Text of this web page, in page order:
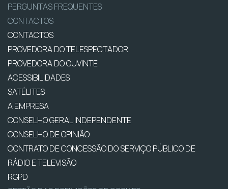
PERGUNTAS FREQUENTES
CONTACTOS
CONTACTOS
PROVEDORA DO TELESPECTADOR
PROVEDORA DO OUVINTE
ACESSIBILIDADES
SATÉLITES
A EMPRESA
CONSELHO GERAL INDEPENDENTE
CONSELHO DE OPINIÃO
CONTRATO DE CONCESSÃO DO SERVIÇO PÚBLICO DE
RÁDIO E TELEVISÃO
RGPD